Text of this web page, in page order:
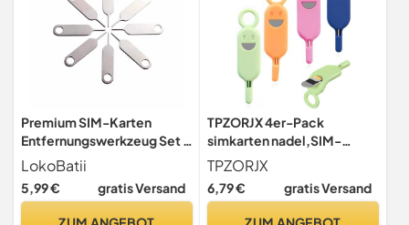
Premium SIM-Karten
Entfernungswerkzeug Set -
8 Stück Nadeln inklusive -
Präzises SIM-Karten
Auswerfen für alle Handys
LokoBatii
5,99 € gratis Versand
TPZORJX 4er-Pack
simkarten nadel,SIM-
Karten-Pin, SIM-Karten-
Entfernungswerkzeug,
Auswurfwerkzeug für SIM-
TPZORJX
6,79 € gratis Versand